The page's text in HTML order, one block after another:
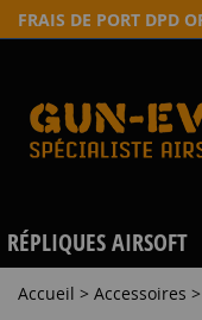
FRAIS DE PORT DPD
RÉPLIQUES AIRSOFT
Accueil > Accessoires >